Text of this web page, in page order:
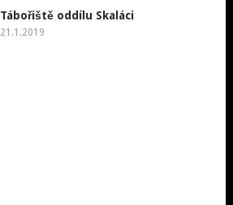
Tábořiště oddílu Skaláci
21.1.2019